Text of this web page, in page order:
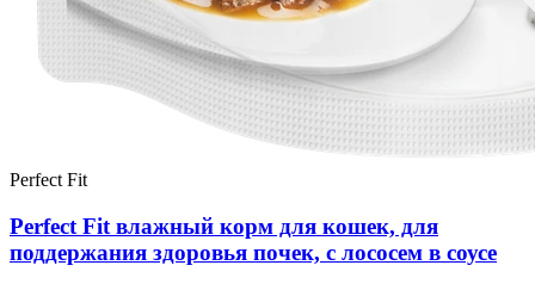
Perfect Fit
Perfect Fit влажный корм для кошек, для
поддержания здоровья почек, с лососем в соусе